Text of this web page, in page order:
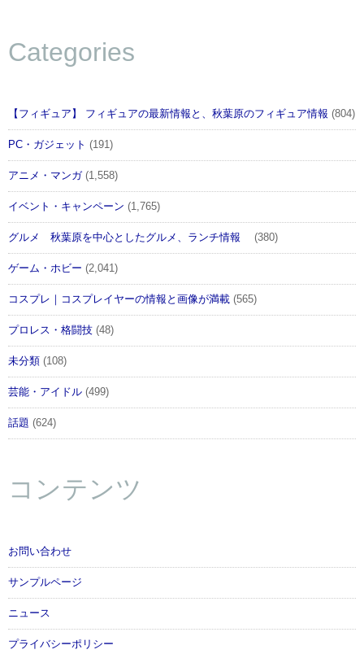
Categories
【フィギュア】 フィギュアの最新情報と、秋葉原のフィギュア情報 (804)
PC・ガジェット (191)
アニメ・マンガ(1,558)
イベント・キャンペーン (1,765)
グルメ 秋葉原を中心としたグルメ、ランチ情報 (380)
ゲーム・ホビー (2,041)
コスプレ｜コスプレイヤーの情報と画像が満載 (565)
プロレス・格闘技 (48)
未分類 (108)
芸能・アイドル (499)
話題 (624)
コンテンツ
お問い合わせ
サンプルページ
ニュース
プライバシーポリシー